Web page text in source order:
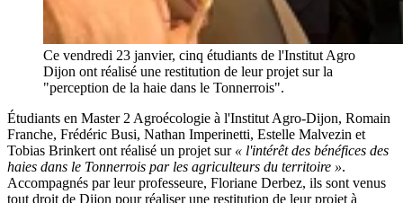
Ce vendredi 23 janvier, cinq étudiants de l'Institut Agro
Dijon ont réalisé une restitution de leur projet sur la
"perception de la haie dans le Tonnerrois".
Étudiants en Master 2 Agroécologie à l'Institut Agro-Dijon, Romain
Franche, Frédéric Busi, Nathan Imperinetti, Estelle Malvezin et
Tobias Brinkert ont réalisé un projet sur« l'intérêt des bénéfices des
haies dans le Tonnerrois par les agriculteurs du territoire ».
Accompagnés par leur professeure, Floriane Derbez, ils sont venus
tout droit de Dijon pour réaliser une restitution de leur projet à